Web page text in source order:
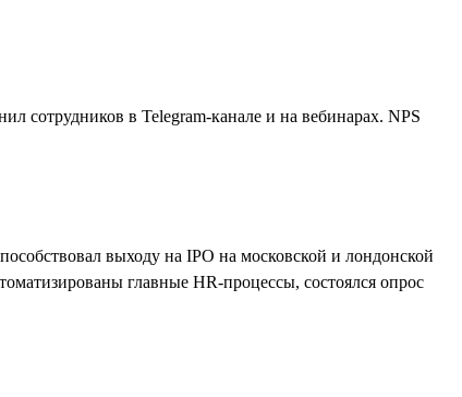
сотрудников в Telegram-канале и на вебинарах. NPS
выходу на IPO на московской и лондонской
главные HR-процессы, состоялся опрос